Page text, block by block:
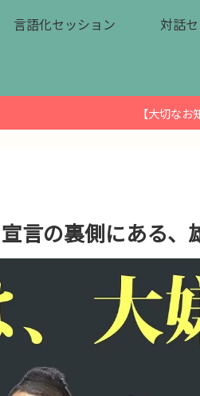
言語化セッション 対話
【大切な
言の裏側にある、